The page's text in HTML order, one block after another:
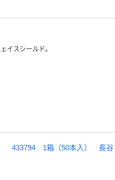
イスシールド。
） 433794 1箱（50本入） 長谷